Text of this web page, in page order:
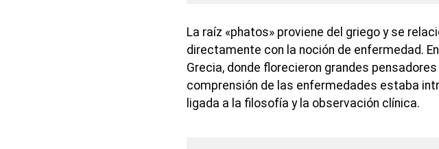
La raíz «phatos» proviene del griego y se
directamente con la noción de enfermedad.
Grecia, donde florecieron grandes
comprensión de las enfermedades estaba
ligada a la filosofía y la observación clínica.